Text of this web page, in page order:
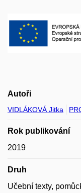
Autoři
VIDLÁKOVÁ Jitka
Rok publikování
2019
Druh
Učební texty,